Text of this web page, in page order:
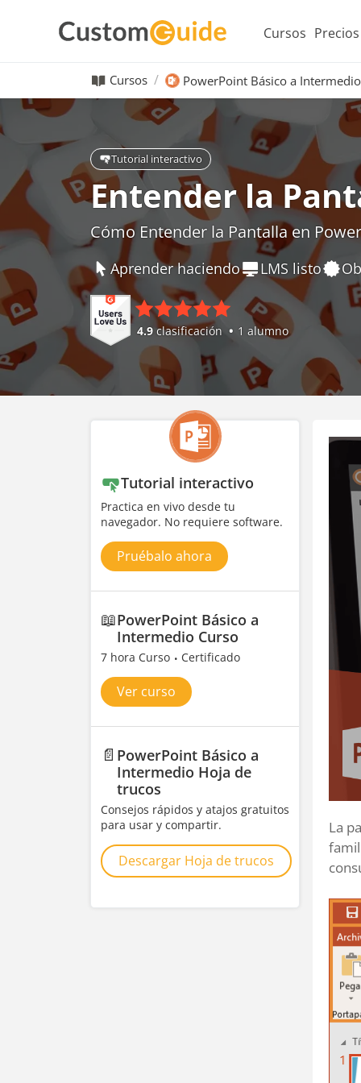
Cursos Precios
Cursos PowerPoint Básico a Intermedio
Tutorial interactivo
Entender la
Cómo Entender la Pantalla en
Aprender haciendo LMS listo
4.9 clasificación 1 alumno
Tutorial interactivo
Practica en vivo desde tu
navegador. No requiere software.
Pruébalo ahora
📖PowerPoint Básico a
Intermedio Curso
7 hora Curso Certificado
Ver curso
📄 PowerPoint Básico a
Intermedio Hoja de
trucos
Consejos rápidos y atajos gratuitos
para usar y compartir.
Descargar Hoja de trucos
La